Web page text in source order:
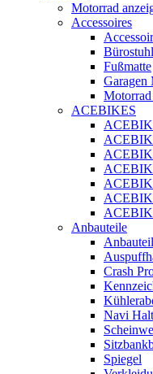
Motorrad
Accessoires
Bürostuhl
Fußmatte
Garagen
ACEBIKES
Anbauteile
Crash
Navi
Spiegel